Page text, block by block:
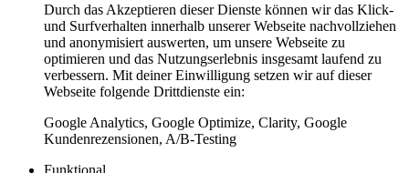
Durch das Akzeptieren dieser Dienste können wir das Klick-
und Surfverhalten innerhalb unserer Webseite nachvollziehen
und anonymisiert auswerten, um unsere Webseite zu
optimieren und das Nutzungserlebnis insgesamt laufend zu
verbessern. Mit deiner Einwilligung setzen wir auf dieser
Webseite folgende Drittdienste ein:
Google Analytics, Google Optimize, Clarity, Google
Kundenrezensionen, A/B-Testing
Funktional